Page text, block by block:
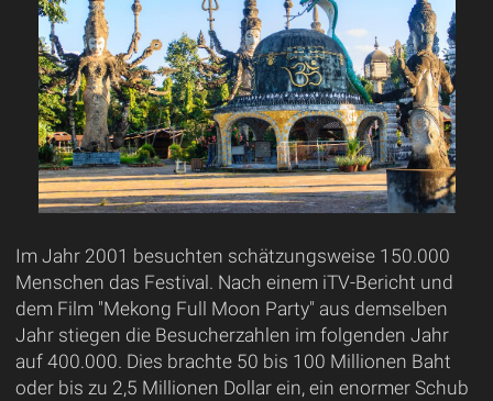
Im Jahr 2001 besuchten schätzungsweise 150.000
Menschen das Festival. Nach einem iTV-Bericht und
dem Film "Mekong Full Moon Party" aus demselben
Jahr stiegen die Besucherzahlen im folgenden Jahr
auf 400.000. Dies brachte 50 bis 100 Millionen Baht
oder bis zu 2,5 Millionen Dollar ein, ein enormer Schub